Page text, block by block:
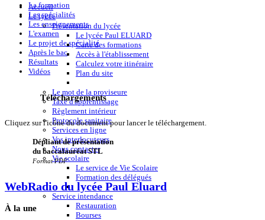
Accueil
Le lycée
Présentation du lycée
Le lycée Paul ELUARD
Carte des formations
Accès à l'établissement
Calculez votre itinéraire
Plan du site
Le mot de la proviseure
Taxe d'apprentissage
Règlement intérieur
Protocole sanitaire
Services en ligne
Vos interlocuteurs
Nous contacter
Vie scolaire
Le service de Vie Scolaire
Formation des délégués
Service intendance
Restauration
Bourses
La formation
Les spécialités
Les enseignements
L'examen
Le projet de spécialité
Après le bac
Résultats
Vidéos
Téléchargements
Cliquez sur l'icône du document pour lancer le téléchargement.
Dépliant de présentation
du baccalauréat STL
Format PDF
WebRadio du lycée Paul Eluard
À la une